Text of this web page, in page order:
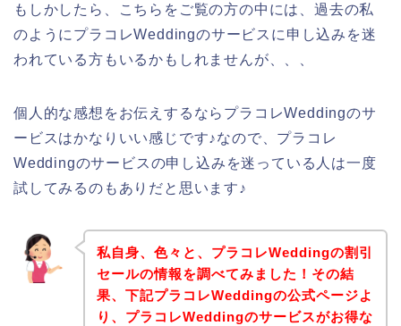
もしかしたら、こちらをご覧の方の中には、過去の私
のようにプラコレWeddingのサービスに申し込みを迷
われている方もいるかもしれませんが、、、
個人的な感想をお伝えするならプラコレWeddingのサ
ービスはかなりいい感じです♪なので、プラコレ
Weddingのサービスの申し込みを迷っている人は一度
試してみるのもありだと思います♪
私自身、色々と、プラコレWeddingの割引
セールの情報を調べてみました！その結
果、下記プラコレWeddingの公式ページよ
り、プラコレWeddingのサービスがお得な